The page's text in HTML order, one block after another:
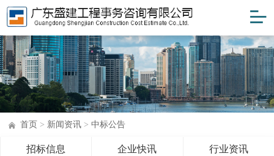
首页 > 新闻资讯> 中标公告
招标信息 企业快讯 行业资讯